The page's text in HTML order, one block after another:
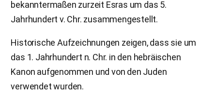
bekanntermaßen zurzeit Esras um das 5.
Jahrhundert v. Chr. zusammengestellt.
Historische Aufzeichnungen zeigen, dass sie um
das 1. Jahrhundert n. Chr. in den hebräischen
Kanon aufgenommen und von den Juden
verwendet wurden.